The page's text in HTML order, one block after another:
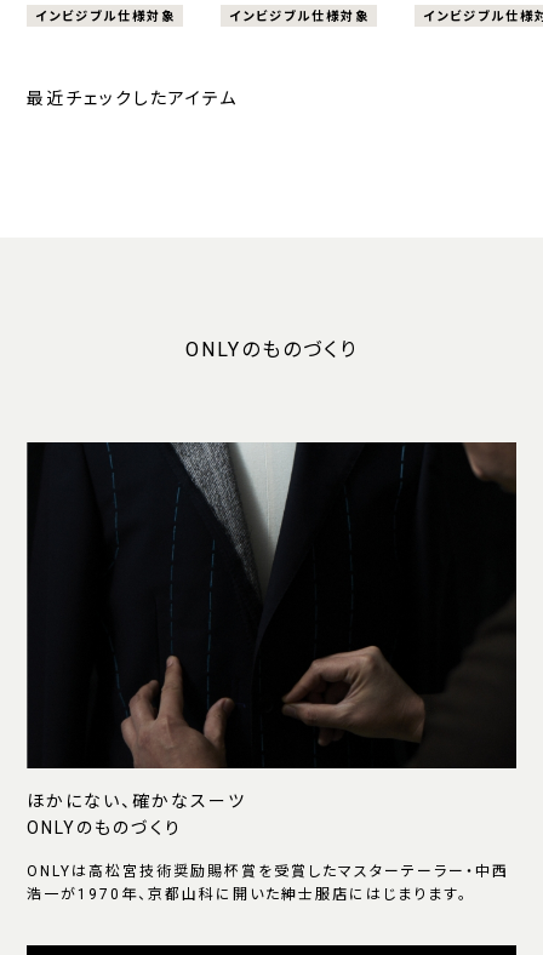
インビジブル仕様対象 インビジブル仕様対象 インビジブル仕様
最近チェックしたアイテム
ONLYのものづくり
ほかにない、確かなスーツ
ONLYのものづくり
ONLYは高松宮技術奨励賜杯賞を受賞したマスターテーラー・中西
浩一が1970年、京都山科に開いた紳士服店にはじまります。